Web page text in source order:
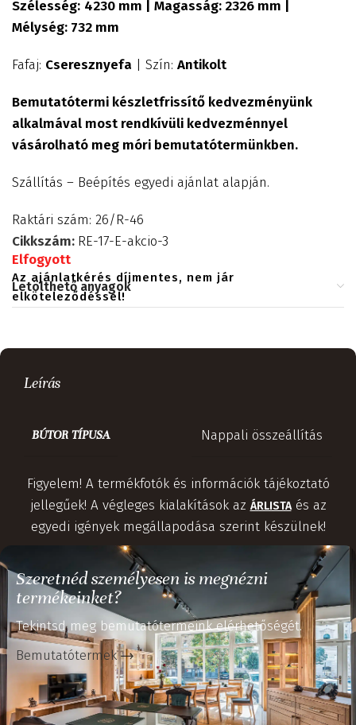
Szélesség: 4230 mm | Magasság: 2326 mm |
Mélység: 732 mm
Fafaj: Cseresznyefa | Szín: Antikolt
Bemutatótermi készletfrissítő kedvezményünk
alkalmával most rendkívüli kedvezménnyel
vásárolható meg móri bemutatótermünkben.
Szállítás – Beépítés egyedi ajánlat alapján.
Raktári szám: 26/R-46
Cikkszám: RE-17-E-akcio-3
Elfogyott
Az ajánlatkérés díjmentes, nem jár
elköteleződéssel!
Letölthető anyagok
Leírás
BÚTOR TÍPUSA Nappali összeállítás
Figyelem! A termékfotók és információk tájékoztató
jellegűek! A végleges kialakítások az ÁRLISTAés az
egyedi igények megállapodása szerint készülnek!
Szeretnéd személyesen is megnézni
termékeinket?
Tekintsd meg bemutatótermeink elérhetőségét.
Bemutatótermek